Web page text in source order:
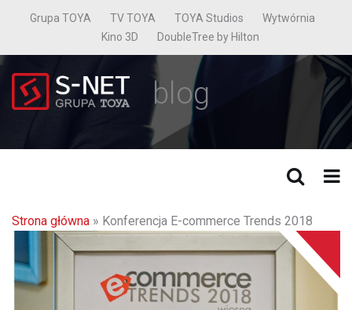
Grupa TOYA TV TOYA TOYA Studios
Wytwórnia
Kino 3D
DoubleTree by Hilton
blog
Strona główna » Konferencja E-commerce Trends 2018